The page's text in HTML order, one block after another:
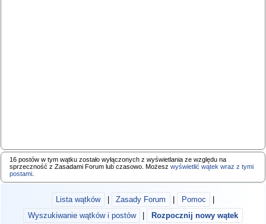
16 postów w tym wątku zostało wyłączonych z wyświetlania ze względu na
sprzeczność z Zasadami Forum lub czasowo. Możeszwyświetlić wątek wraz z tymi
postami
Lista wątków Zasady Forum Pomoc
Wyszukiwanie wątków i postów
Rozpocznij nowy wątek